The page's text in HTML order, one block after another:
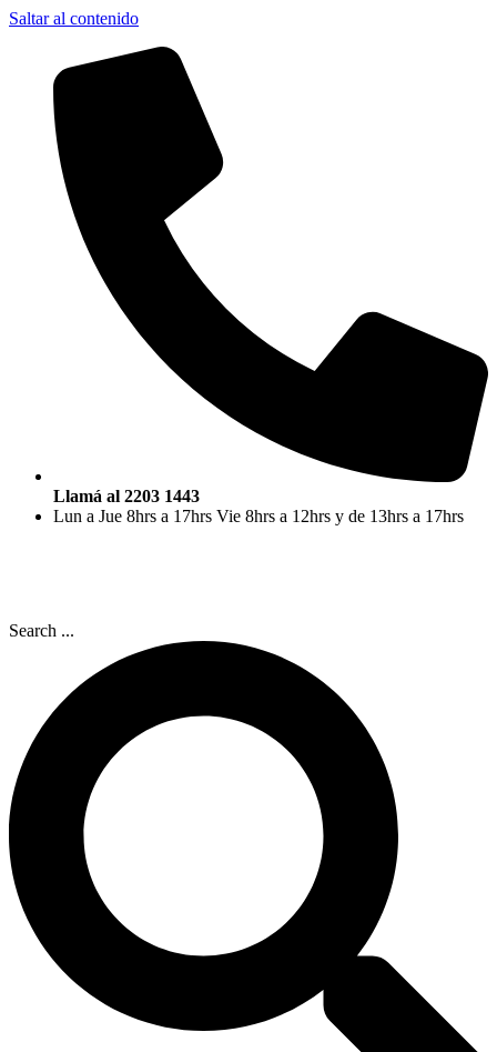
Saltar al contenido
Llamá al 2203 1443
Lun a Jue 8hrs a 17hrs Vie 8hrs a 12hrs y de 13hrs a 17hrs
Search ...